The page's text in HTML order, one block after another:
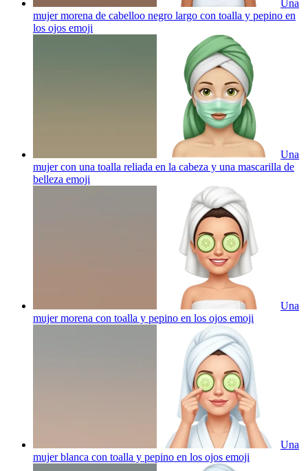
Una
mujer morena de cabelloo negro largo con toalla y pepino en
los ojos emoji
Una
mujer con una toalla reliada en la cabeza y una mascarilla de
belleza emoji
Una
mujer morena con toalla y pepino en los ojos emoji
Una
mujer blanca con toalla y pepino en los ojos emoji